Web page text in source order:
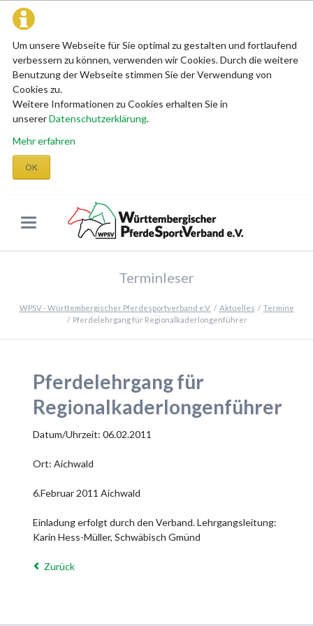
Um unsere Webseite für Sie optimal zu gestalten und fortlaufend
verbessern zu können, verwenden wir Cookies. Durch die weitere
Benutzung der Webseite stimmen Sie der Verwendung von
Cookies zu.
Weitere Informationen zu Cookies erhalten Sie in
unsererDatenschutzerklärung.
Mehr erfahren
OK
Terminleser
WPSV - Württembergischer Pferdesportverband e.V. Aktuelles
Termine
Pferdelehrgang für Regionalkaderlongenführer
Pferdelehrgang für
Regionalkaderlongenführer
Datum/Uhrzeit: 06.02.2011
Ort: Aichwald
6.Februar 2011 Aichwald
Einladung erfolgt durch den Verband. Lehrgangsleitung:
Karin Hess-Müller, Schwäbisch Gmünd
Zurück